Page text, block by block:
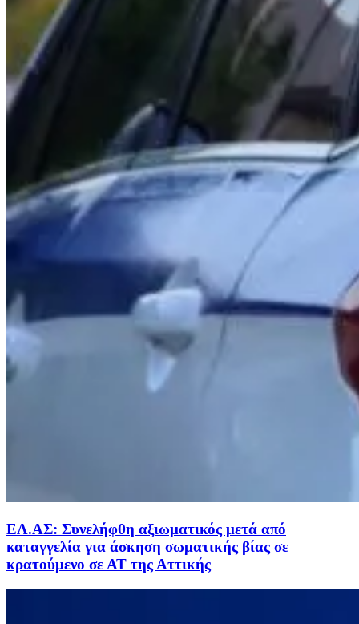
ΕΛ.ΑΣ: Συνελήφθη αξιωματικός μετά από
καταγγελία για άσκηση σωματικής βίας σε
κρατούμενο σε ΑΤ της Αττικής